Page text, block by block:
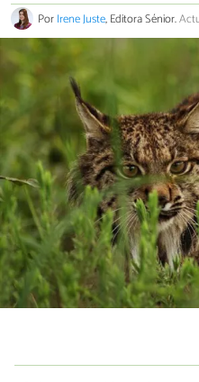
PorIrene Juste, Editora Sénior.